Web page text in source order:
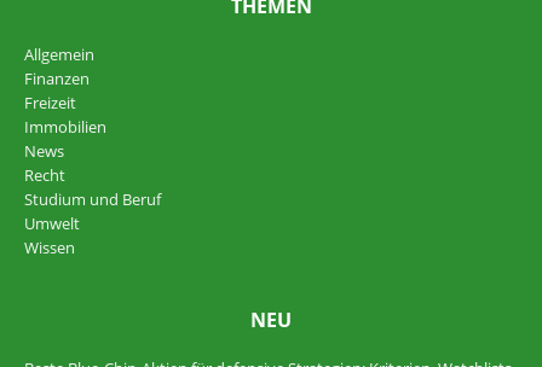
THEMEN
Allgemein
Finanzen
Freizeit
Immobilien
News
Recht
Studium und Beruf
Umwelt
Wissen
NEU